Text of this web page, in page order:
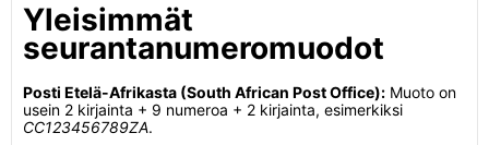
Yleisimmät
seurantanumeromuodot
Posti Etelä-Afrikasta (South African Post Office): Muoto on
usein 2 kirjainta + 9 numeroa + 2 kirjainta, esimerkiksi
CC123456789ZA.